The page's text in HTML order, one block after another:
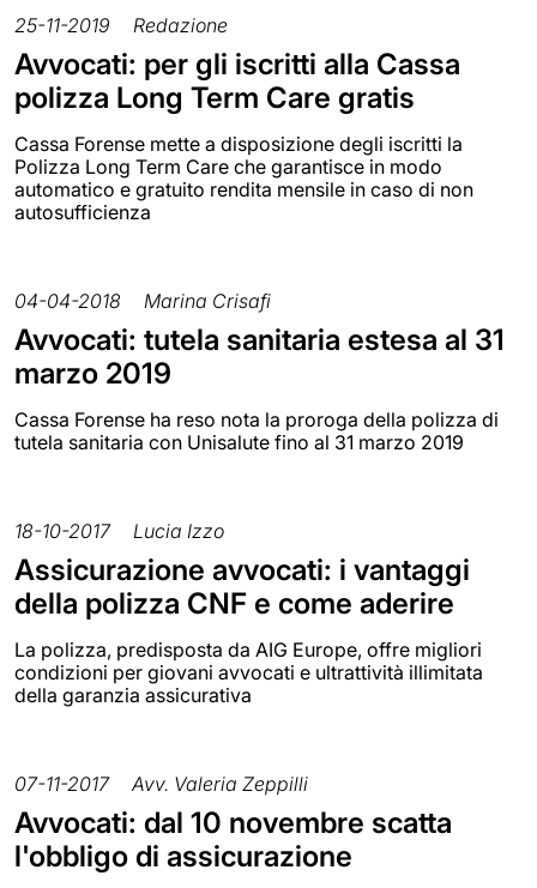
25-11-2019 Redazione
Avvocati: per gli iscritti alla Cassa
polizza Long Term Care gratis
Cassa Forense mette a disposizione degli iscritti la
Polizza Long Term Care che garantisce in modo
automatico e gratuito rendita mensile in caso di non
autosufficienza
04-04-2018 Marina Crisafi
Avvocati: tutela sanitaria estesa al 31
marzo 2019
Cassa Forense ha reso nota la proroga della polizza di
tutela sanitaria con Unisalute fino al 31 marzo 2019
18-10-2017 Lucia Izzo
Assicurazione avvocati: i vantaggi
della polizza CNF e come aderire
La polizza, predisposta da AIG Europe, offre migliori
condizioni per giovani avvocati e ultrattività illimitata
della garanzia assicurativa
07-11-2017 Avv. Valeria Zeppilli
Avvocati: dal 10 novembre scatta
l'obbligo di assicurazione